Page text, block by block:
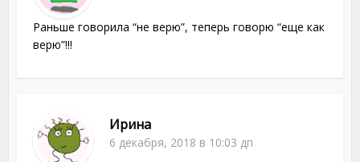
Раньше говорила “не верю”, теперь говорю “еще как
верю”!!!
Ирина
6 декабря, 2018 в 10:03 дп